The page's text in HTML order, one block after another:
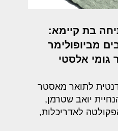
בת קיימא:
מביופולימר
גומי אלסטי
לתואר מאסטר
יואב שטרמן,
לאדריכלות,